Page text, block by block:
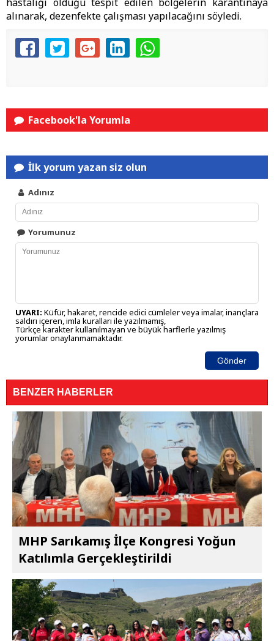
alınarak, dezenfekte çalışması yapılacağını söyledi.
Facebook'la Yorumla
İlk yorum yazan siz olun
Adınız
Yorumunuz
UYARI: Küfür, hakaret, rencide edici cümleler veya imalar, inançlara
saldırı içeren, imla kuralları ile yazılmamış,
Türkçe karakter kullanılmayan ve büyük harflerle yazılmış
yorumlar onaylanmamaktadır.
Gönder
BENZER HABERLER
MHP Sarıkamış İlçe Kongresi Yoğun
Katılımla Gerçekleştirildi